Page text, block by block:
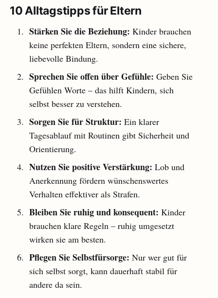
10 Alltagstipps für Eltern
Stärken Sie die Beziehung: Kinder brauchen
keine perfekten Eltern, sondern eine sichere,
liebevolle Bindung.
Sprechen Sie offen über Gefühle: Geben Sie
Gefühlen Worte – das hilft Kindern, sich
selbst besser zu verstehen.
Sorgen Sie für Struktur: Ein klarer
Tagesablauf mit Routinen gibt Sicherheit und
Orientierung.
Nutzen Sie positive Verstärkung: Lob und
Anerkennung fördern wünschenswertes
Verhalten effektiver als Strafen.
Bleiben Sie ruhig und konsequent: Kinder
brauchen klare Regeln – ruhig umgesetzt
wirken sie am besten.
Pflegen Sie Selbstfürsorge: Nur wer gut für
sich selbst sorgt, kann dauerhaft stabil für
andere da sein.